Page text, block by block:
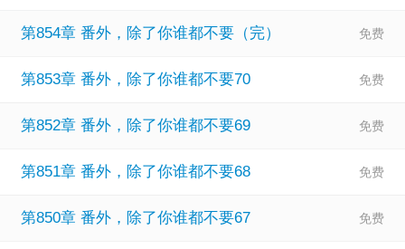
第854章 番外，除了你谁都不要（完）
第853章 番外，除了你谁都不要70
第852章 番外，除了你谁都不要69
第851章 番外，除了你谁都不要68
第850章 番外，除了你谁都不要67